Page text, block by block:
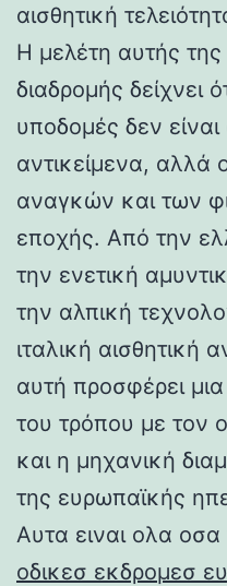
αισθητική
Η μελέτη αυτής της
διαδρομής δείχνει
υποδομές δεν
αντικείμενα, αλλά
αναγκών και των
εποχής. Από την
την ενετική
την αλπική
ιταλική αισθητική
αυτή προσφέρει
του τρόπου με τον
και η μηχανική
της ευρωπαϊκής
Αυτα ειναι ολα οσα
οδικεσ εκδρομεσ